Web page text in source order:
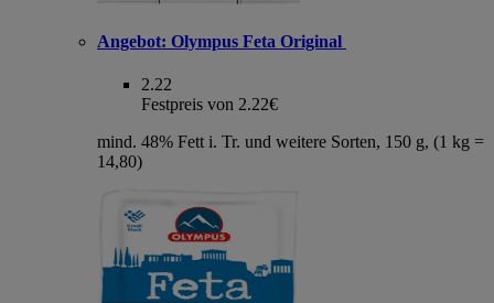
Angebot: Olympus Feta Original
2.22
Festpreis von 2.22€
mind. 48% Fett i. Tr. und weitere Sorten, 150 g, (1 kg =
14,80)